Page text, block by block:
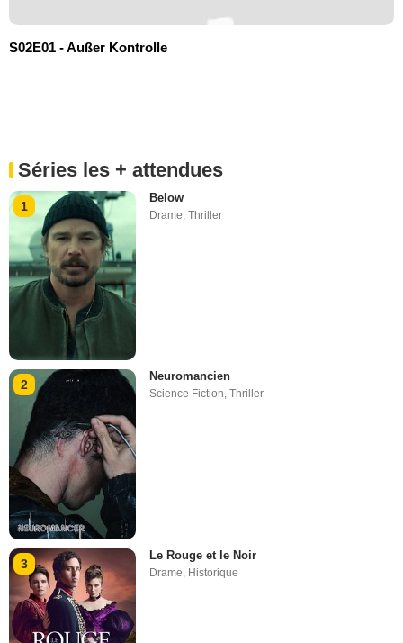
S02E01 - Außer Kontrolle
Séries les + attendues
1
Below
Drame,Thriller
2
Neuromancien
Science Fiction,Thriller
3
Le Rouge et le Noir
Drame Historique